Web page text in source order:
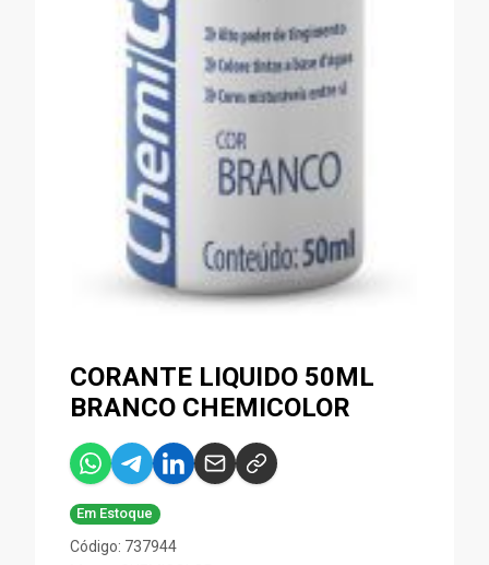
CORANTE LIQUIDO 50ML
BRANCO CHEMICOLOR
Em Estoque
Código: 737944